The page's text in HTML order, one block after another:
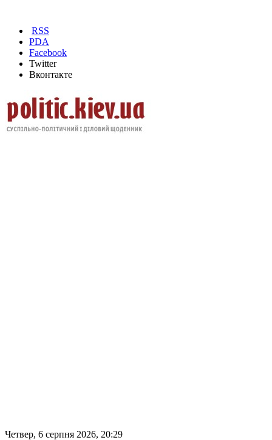
RSS
PDA
Facebook
Twitter
Вконтакте
Четвер, 6 серпня 2026, 20:29